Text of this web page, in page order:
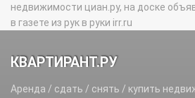
недвижимости циан.ру, на доске
в газете из рук в руки irr.ru
КВАРТИРАНТ.РУ
Аренда / сдать / снять / купить